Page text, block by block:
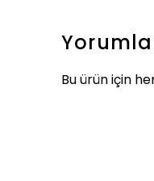
Bu ürün için